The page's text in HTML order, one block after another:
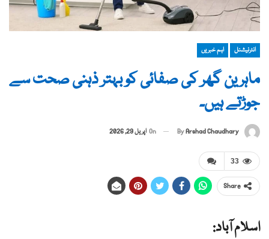
انٹرنیشنل اہم خبریں
ماہرین گھر کی صفائی کو بہتر ذہنی صحت سے
جوڑتے ہیں۔
ByArshad Chaudhary
On اپریل 29, 2026
33
Share
اسلام آباد: